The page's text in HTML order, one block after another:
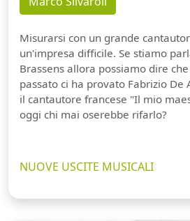
Misurarsi con un grande
un'impresa difficile. Se stiamo
Brassens allora possiamo dire
passato ci ha provato Fabrizio De
il cantautore francese "Il mio
oggi chi mai oserebbe rifarlo?
NUOVE USCITE MUSICALI